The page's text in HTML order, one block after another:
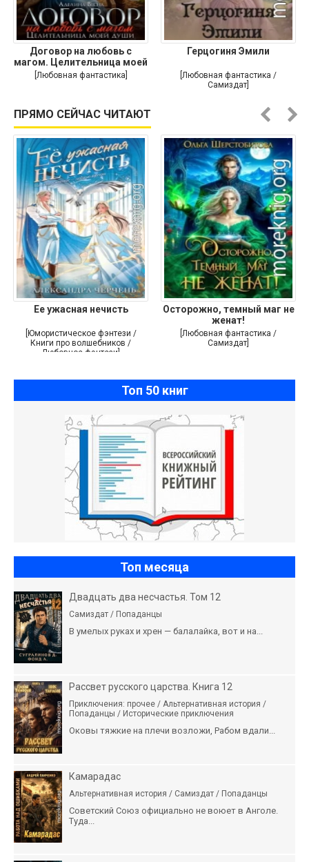
Договор на любовь с
магом. Целительница моей
души
[Любовная фантастика]
Герцогиня Эмили
[Любовная фантастика /
Самиздат]
ПРЯМО СЕЙЧАС ЧИТАЮТ
Ее ужасная нечисть
[Юмористическое фэнтези /
Книги про волшебников /
Любовное фэнтези]
Осторожно, темный маг не
женат!
[Любовная фантастика /
Самиздат]
Топ 50 книг
Топ месяца
Двадцать два несчастья. Том 12
Самиздат / Попаданцы
В умелых руках и хрен — балалайка, вот и на...
Рассвет русского царства. Книга 12
Приключения: прочее / Альтернативная история /
Попаданцы / Исторические приключения
Оковы тяжкие на плечи возложи, Рабом вдали...
Камарадас
Альтернативная история / Самиздат / Попаданцы
Советский Союз официально не воюет в Анголе.
Туда...